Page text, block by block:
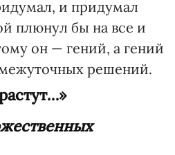
и придумал
плюнул бы на все и
он — гений, а гений
решений.